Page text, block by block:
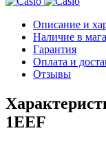
Описание и
Наличие в
Гарантия
Оплата и
Отзывы
1EEF